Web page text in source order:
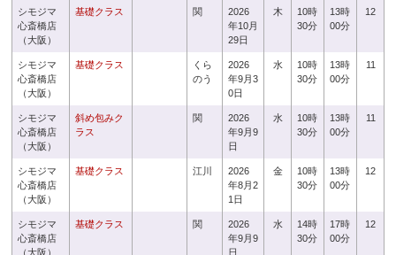
シモジマ
心斎橋店
（大阪）
基礎クラス 関
2026
年10月
29日
木
10時
30分
13時
00分
12
シモジマ
心斎橋店
（大阪）
基礎クラス
くら
のう
2026
年9月3
0日
水
10時
30分
13時
00分
11
シモジマ
心斎橋店
（大阪）
斜め包みク
ラス
関
2026
年9月9
日
水
10時
30分
13時
00分
11
シモジマ
心斎橋店
（大阪）
基礎クラス 江川
2026
年8月2
1日
金
10時
30分
13時
00分
12
シモジマ
心斎橋店
（大阪）
基礎クラス 関
2026
年9月9
日
水
14時
30分
17時
00分
12